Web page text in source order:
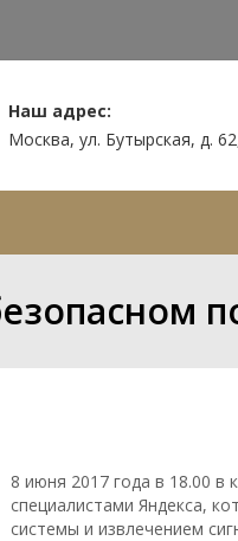
Наш адрес:
Москва, ул. Бутырская, д.
8 июня 2017 года в 18.00 в
специалистами Яндекса,
системы и извлечением